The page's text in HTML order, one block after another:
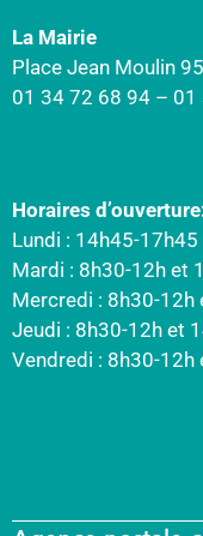
La Mairie
Place Jean Moulin
01 34 72 68 94 –
Horaires
Lundi : 14h45-17h45
Mardi : 8h30-12h et
Mercredi : 8h30-12h
Jeudi : 8h30-12h et
Vendredi : 8h30-